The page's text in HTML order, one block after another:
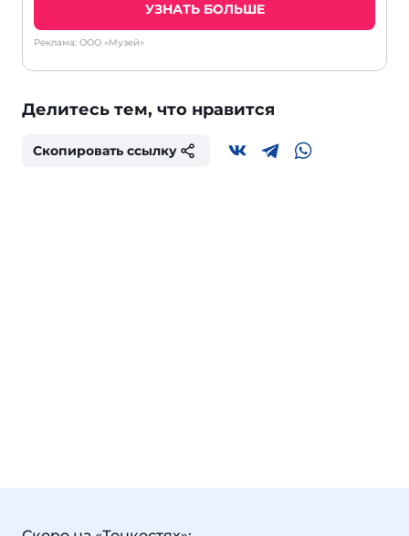
УЗНАТЬ БОЛЬШЕ
Реклама: ООО «Музей»
Делитесь тем, что нравится
Скопировать ссылку